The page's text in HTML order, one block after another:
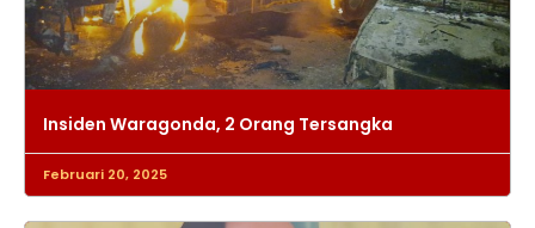
Insiden Waragonda, 2 Orang Tersangka
Februari 20, 2025